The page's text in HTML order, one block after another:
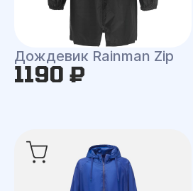
Дождевик Rainman Zip
1190 ₽